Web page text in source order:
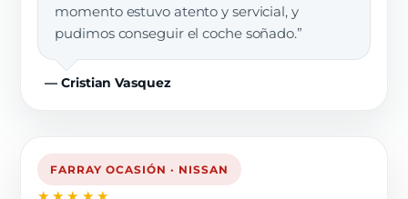
momento estuvo atento y servicial, y
pudimos conseguir el coche soñado.”
— Cristian Vasquez
FARRAY OCASIÓN · NISSAN